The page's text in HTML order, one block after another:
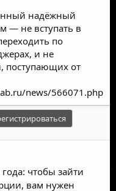
надёжный
— не вступать в
по
и не
поступающих от
news/566071.php
чтобы зайти
вам нужен